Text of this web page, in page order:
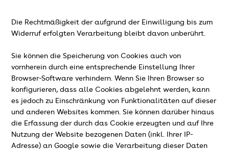
Die Rechtmäßigkeit der aufgrund der Einwilligung bis zum
Widerruf erfolgten Verarbeitung bleibt davon unberührt.
Sie können die Speicherung von Cookies auch von
vornherein durch eine entsprechende Einstellung Ihrer
Browser-Software verhindern. Wenn Sie Ihren Browser so
konfigurieren, dass alle Cookies abgelehnt werden, kann
es jedoch zu Einschränkung von Funktionalitäten auf dieser
und anderen Websites kommen. Sie können darüber hinaus
die Erfassung der durch das Cookie erzeugten und auf Ihre
Nutzung der Website bezogenen Daten (inkl. Ihrer IP-
Adresse) an Google sowie die Verarbeitung dieser Daten